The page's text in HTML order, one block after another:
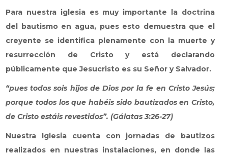
Para nuestra iglesia es muy importante la doctrina
del bautismo en agua, pues esto demuestra que el
creyente se identifica plenamente con la muerte y
resurrección de Cristo y está declarando
públicamente que Jesucristo es su Señor y Salvador.
“pues todos sois hijos de Dios por la fe en Cristo Jesús;
porque todos los que habéis sido bautizados en Cristo,
de Cristo estáis revestidos”. (Gálatas 3:26-27)
Nuestra Iglesia cuenta con jornadas de bautizos
realizados en nuestras instalaciones, en donde las